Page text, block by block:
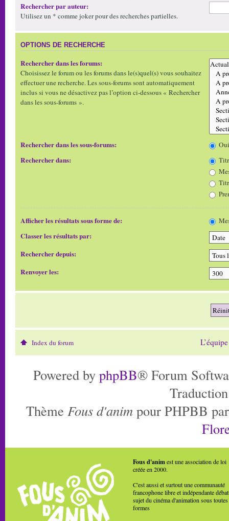
Rechercher par auteur:
Utilisez un * comme joker pour des recherches partielles.
OPTIONS DE RECHERCHE
Rechercher dans les forums:
Choisissez le forum ou les forums dans le(s)quel(s) vous souhaitez
effectuer une recherche. Les sous-forums sont automatiquement
inclus si vous ne désactivez pas l’option ci-dessous « Rechercher
dans les sous-forums ».
Rechercher dans les sous-forums: Oui
Rechercher dans:
Afficher les résultats sous forme de:
Classer les résultats par:
Rechercher depuis:
Renvoyer les:
Index du forum
Powered by phpBB® Forum
Thème Fous d'anim pour PHPBB
Fous d'animest une association de loi
créée en 2000.
C'est aussi et surtout une communauté
francophone libre et indépendante
sujet du cinéma d'animation sous toutes
formes